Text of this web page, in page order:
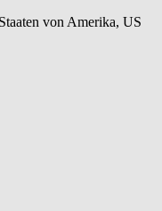
von Amerika, US